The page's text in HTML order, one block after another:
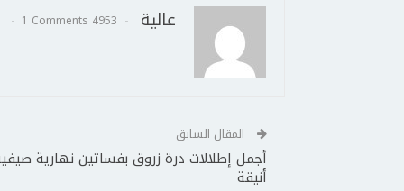
عالية 4953 Posts
1 Comments
المقال السابق
أجمل إطلالات درة زروق بفساتين نهارية
أنيقة